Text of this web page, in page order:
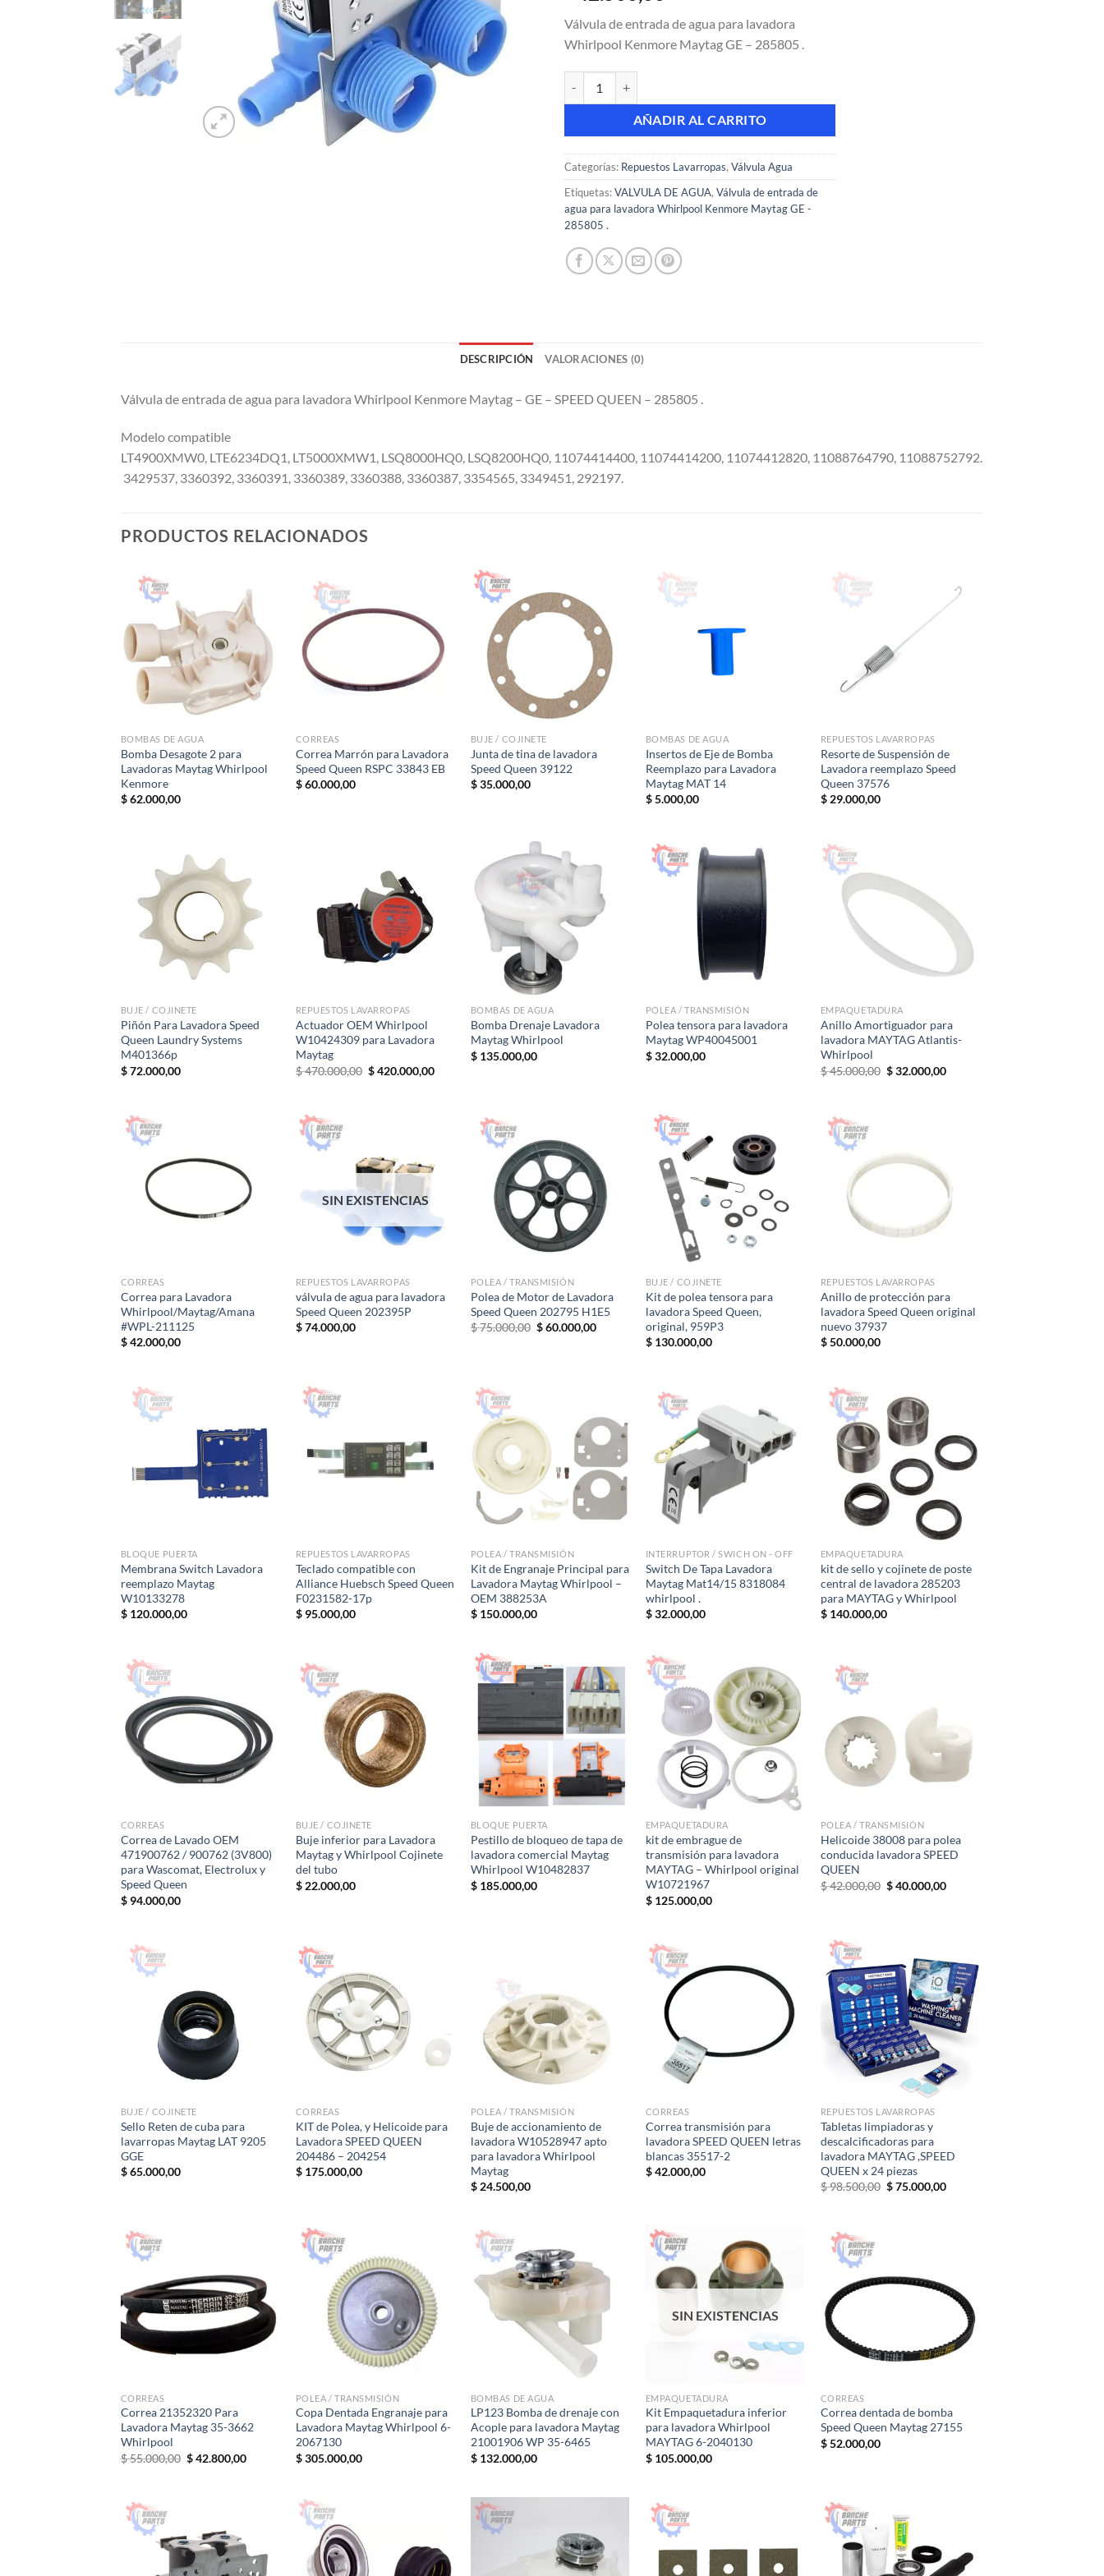
Válvula de entrada de agua para lavadora
Whirlpool Kenmore Maytag GE – 285805 .
AÑADIR AL CARRITO
Categorías: Repuestos Lavarropas, Válvula Agua
Etiquetas:VALVULA DE AGUA, Válvula de entrada de
agua para lavadora Whirlpool Kenmore Maytag GE -
285805 .
DESCRIPCIÓN VALORACIONES (0)
Válvula de entrada de agua para lavadora Whirlpool Kenmore Maytag – GE – SPEED QUEEN – 285805 .
Modelo compatible
LT4900XMW0, LTE6234DQ1, LT5000XMW1, LSQ8000HQ0, LSQ8200HQ0, 11074414400, 11074414200, 11074412820, 11088764790, 11088752792.
3429537, 3360392, 3360391, 3360389, 3360388, 3360387, 3354565, 3349451, 292197.
PRODUCTOS RELACIONADOS
BOMBAS DE AGUA
Bomba Desagote 2 para
Lavadoras Maytag Whirlpool
Kenmore
$62.000,00
CORREAS
Correa Marrón para Lavadora
Speed Queen RSPC 33843 EB
$60.000,00
BUJE / COJINETE
Junta de tina de lavadora
Speed ​​Queen 39122
$35.000,00
BOMBAS DE AGUA
Insertos de Eje de Bomba
Reemplazo para Lavadora
Maytag MAT 14
$5.000,00
REPUESTOS LAVARROPAS
Resorte de Suspensión de
Lavadora reemplazo Speed
Queen 37576
$29.000,00
BUJE / COJINETE
Piñón Para Lavadora Speed
Queen Laundry Systems
M401366p
$72.000,00
REPUESTOS LAVARROPAS
Actuador OEM Whirlpool
W10424309 para Lavadora
Maytag
$470.000,00 El
$420.000,00El
$ 420.000,00.
BOMBAS DE AGUA
Bomba Drenaje Lavadora
Maytag Whirlpool
$135.000,00
POLEA / TRANSMISIÓN
Polea tensora para lavadora
Maytag WP40045001
$32.000,00
EMPAQUETADURA
Anillo Amortiguador para
lavadora MAYTAG Atlantis-
Whirlpool
$45.000,00 El
$32.000,00El
CORREAS
Correa para Lavadora
Whirlpool/Maytag/Amana
#WPL-211125
$42.000,00
SIN EXISTENCIAS
REPUESTOS LAVARROPAS
válvula de agua para lavadora
Speed Queen 202395P
$74.000,00
POLEA / TRANSMISIÓN
Polea de Motor de Lavadora
Speed Queen 202795 H1E5
$75.000,00 El
$60.000,00El
BUJE / COJINETE
Kit de polea tensora para
lavadora Speed ​​Queen,
original, 959P3
$130.000,00
REPUESTOS LAVARROPAS
Anillo de protección para
lavadora Speed ​​Queen original
nuevo 37937
$50.000,00
BLOQUE PUERTA
Membrana Switch Lavadora
reemplazo Maytag
W10133278
$120.000,00
REPUESTOS LAVARROPAS
Teclado compatible con
Alliance Huebsch Speed ​​Queen
F0231582-17p
$95.000,00
POLEA / TRANSMISIÓN
Kit de Engranaje Principal para
Lavadora Maytag Whirlpool –
OEM 388253A
$150.000,00
INTERRUPTOR / SWICH ON - OFF
Switch De Tapa Lavadora
Maytag Mat14/15 8318084
whirlpool .
$32.000,00
EMPAQUETADURA
kit de sello y cojinete de poste
central de lavadora 285203
para MAYTAG y Whirlpool
$140.000,00
CORREAS
Correa de Lavado OEM
471900762 / 900762 (3V800)
para Wascomat, Electrolux y
Speed Queen
$94.000,00
BUJE / COJINETE
Buje inferior para Lavadora
Maytag y Whirlpool Cojinete
del tubo
$22.000,00
BLOQUE PUERTA
Pestillo de bloqueo de tapa de
lavadora comercial Maytag
Whirlpool W10482837
$185.000,00
EMPAQUETADURA
kit de embrague de
transmisión para lavadora
MAYTAG – Whirlpool original
W10721967
$125.000,00
POLEA / TRANSMISIÓN
Helicoide 38008 para polea
conducida lavadora SPEED
QUEEN
$42.000,00 El
$40.000,00El
BUJE / COJINETE
Sello Reten de cuba para
lavarropas Maytag LAT 9205
GGE
$65.000,00
CORREAS
KIT de Polea, y Helicoide para
Lavadora SPEED QUEEN
204486 – 204254
$175.000,00
POLEA / TRANSMISIÓN
Buje de accionamiento de
lavadora W10528947 apto
para lavadora Whirlpool
Maytag
$24.500,00
CORREAS
Correa transmisión para
lavadora SPEED QUEEN letras
blancas 35517-2
$42.000,00
REPUESTOS LAVARROPAS
Tabletas limpiadoras y
descalcificadoras para
lavadora MAYTAG ,SPEED
QUEEN x 24 piezas
$98.500,00 El
$75.000,00El
CORREAS
Correa 21352320 Para
Lavadora Maytag 35-3662
Whirlpool
$55.000,00 El
$42.800,00El
$ 42.800,00.
POLEA / TRANSMISIÓN
Copa Dentada Engranaje para
Lavadora Maytag Whirlpool 6-
2067130
$305.000,00
BOMBAS DE AGUA
LP123 Bomba de drenaje con
Acople para lavadora Maytag
21001906 WP 35-6465
$132.000,00
SIN EXISTENCIAS
EMPAQUETADURA
Kit Empaquetadura inferior
para lavadora Whirlpool
MAYTAG 6-2040130
$105.000,00
CORREAS
Correa dentada de bomba
Speed ​​Queen Maytag 27155
$52.000,00